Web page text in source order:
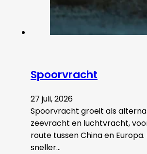
Spoorvracht
27 juli, 2026
Spoorvracht groeit als
zeevracht en luchtvracht,
route tussen China en
sneller…